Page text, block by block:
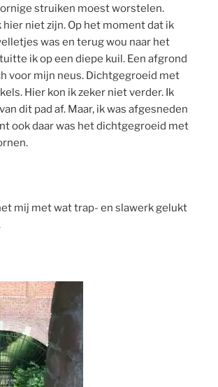
struiken moest worstelen.
hier niet zijn. Op het moment dat ik
was en terug wou naar het
ik op een diepe kuil. Een afgrond
voor mijn neus. Dichtgegroeid met
Hier kon ik zeker niet verder. Ik
dit pad af. Maar, ik was afgesneden
ook daar was het dichtgegroeid met
mij met wat trap- en slawerk gelukt